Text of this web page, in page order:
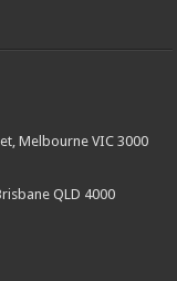
Melbourne VIC 3000
QLD 4000